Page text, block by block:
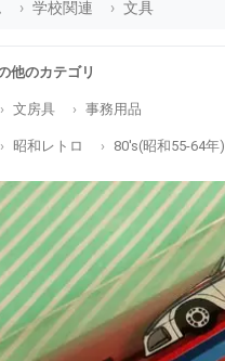
学校関連 文具
他のカテゴリ
文房具 事務用品
昭和レトロ 80's(昭和55-64年)